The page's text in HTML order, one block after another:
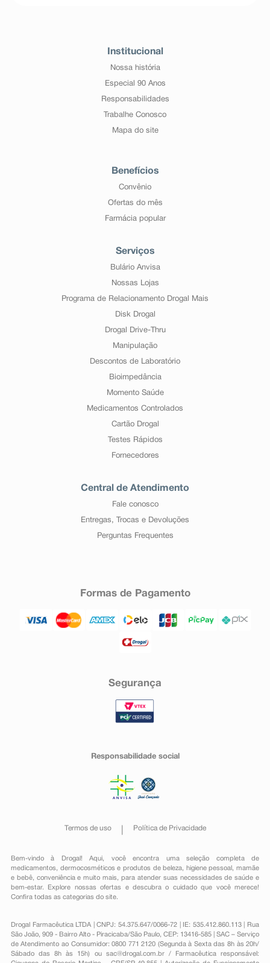
Institucional
Nossa história
Especial 90 Anos
Responsabilidades
Trabalhe Conosco
Mapa do site
Benefícios
Convênio
Ofertas do mês
Farmácia popular
Serviços
Bulário Anvisa
Nossas Lojas
Programa de Relacionamento Drogal Mais
Disk Drogal
Drogal Drive-Thru
Manipulação
Descontos de Laboratório
Bioimpedância
Momento Saúde
Medicamentos Controlados
Cartão Drogal
Testes Rápidos
Fornecedores
Central de Atendimento
Fale conosco
Entregas, Trocas e Devoluções
Perguntas Frequentes
Formas de Pagamento
Segurança
Responsabilidade social
Termos de uso Política de Privacidade
Bem-vindo à Drogal! Aqui, você encontra uma seleção completa de
medicamentos , dermocosméticos e produtos de beleza, higiene pessoal ,mamãe
e bebê, conveniênciae muito mais, para atender suas necessidades de saúde e
bem-estar. Explore nossas ofertas e descubra o cuidado que você merece!
Confira todas as categorias do site.
Drogal Farmacêutica LTDA | CNPJ: 54.375.647/0066-72 | IE: 535.412.860.113 | Rua
São João, 909 - Bairro Alto - Piracicaba/São Paulo, CEP: 13416-585 | SAC – Serviço
de Atendimento ao Consumidor: 0800 771 2120 (Segunda à Sexta das 8h às 20h/
Sábado das 8h às 15h) ou sac@drogal.com.br/ Farmacêutica responsável: